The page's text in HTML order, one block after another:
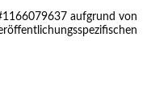
aufgrund von